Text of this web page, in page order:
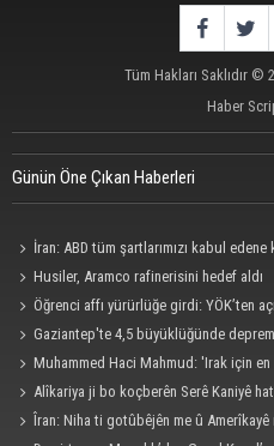
Tüm Hakları Saklıdır ©
Haber
Günün Öne Çıkan Haberleri
İran: ABD tüm şartlarımızı kabul
tutacağız
Husiler, Aramco rafinerisini hedef aldı
Öğrenci affı yürürlüğe girdi: YÖK’ten
Gaziantep'te 4,5 büyüklüğünde deprem
Muhammed Haci Mahmud: 'Irak için
Alîkariya ji bo koçberên Serê Kaniyê
Îran: Niha ti gotûbêjên me û Amerîkayê